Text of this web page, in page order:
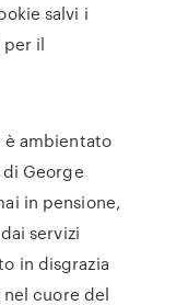
salvi i
per il
è ambientato
George
in pensione,
servizi
in disgrazia
cuore del